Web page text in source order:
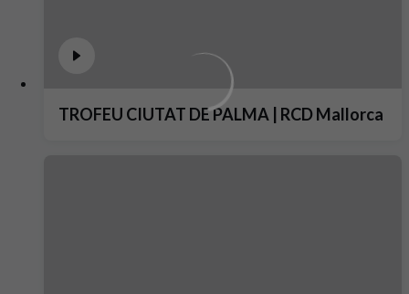
TROFEU CIUTAT DE PALMA | RCD Mallorca